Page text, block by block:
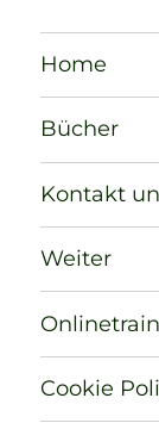
Home
Bücher
Kontakt
Weiter
Cookie